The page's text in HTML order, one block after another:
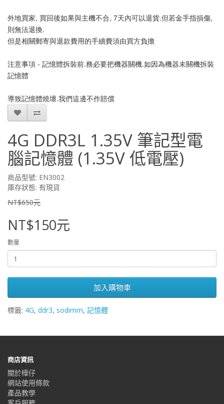
外地買家, 買回後如果與主機不合, 7天內可以退貨.但若金手指損傷,
則無法退換.
但是相關郵寄與退款費用的手續費須由買方負擔
注意事項 - 記憶體拆裝前.務必要把機器關機.如因為機器未關機拆裝
記憶體
導致記憶體燒壞.我們這邊不作賠償
4G DDR3L 1.35V 筆記型電
腦記憶體 (1.35V 低電壓)
商品型號: EN3002
庫存狀態: 有現貨
NT$650元
NT$150元
數量
加入購物車
標籤: 4G, ddr3, sodimm, 記憶體
商店資訊
關於樺仔
網站使用條款
產品教學